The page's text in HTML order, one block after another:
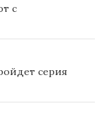
с
серия